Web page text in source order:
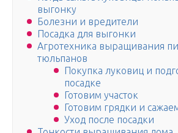
выгонку
Болезни и вредители
Посадка для выгонки
Агротехника выращивания
тюльпанов
Покупка луковиц и
посадке
Готовим участок
Готовим грядки и
Уход после посадки